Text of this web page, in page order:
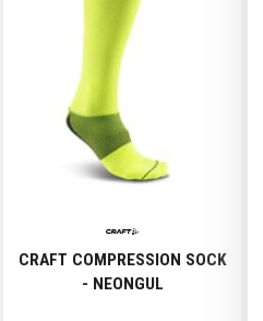
CRAFT COMPRESSION SOCK
- NEONGUL